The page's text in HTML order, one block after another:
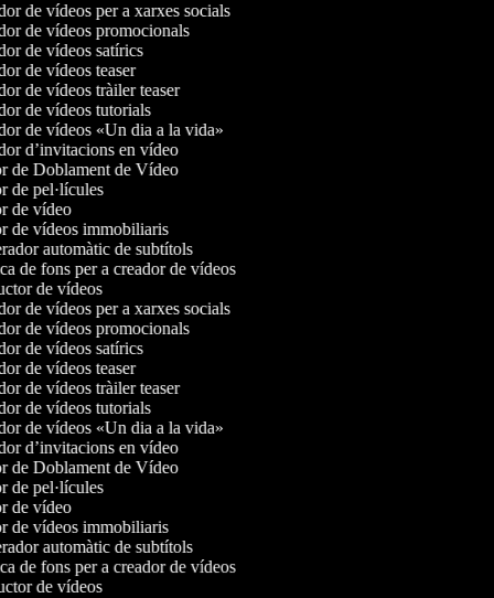
de vídeos per a xarxes socials
de vídeos promocionals
de vídeos satírics
de vídeos teaser
de vídeos tràiler teaser
de vídeos tutorials
de vídeos «Un dia a la vida»
d’invitacions en vídeo
de Doblament de Vídeo
pel·lícules
de vídeo
de vídeos immobiliaris
automàtic de subtítols
de fons per a creador de vídeos
de vídeos
de vídeos per a xarxes socials
de vídeos promocionals
de vídeos satírics
de vídeos teaser
de vídeos tràiler teaser
de vídeos tutorials
de vídeos «Un dia a la vida»
d’invitacions en vídeo
de Doblament de Vídeo
pel·lícules
de vídeo
de vídeos immobiliaris
automàtic de subtítols
de fons per a creador de vídeos
de vídeos